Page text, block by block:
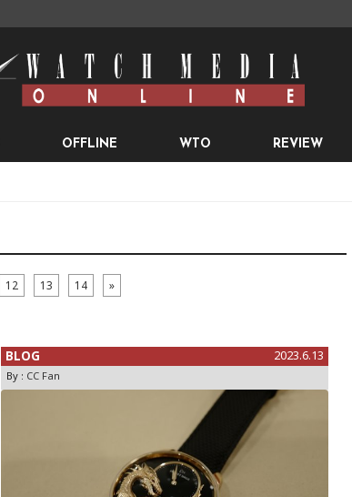
OFFLINE WTO REVIEW
12 13 14 »
BLOG 2023.6.13
By : CC Fan